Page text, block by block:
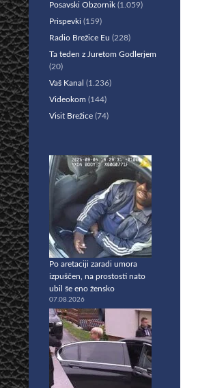
Posavski Obzornik (1.059)
Prispevki (159)
Radio Brežice Eu (228)
Ta teden z Juretom Godlerjem
(20)
Vaš Kanal (1.236)
Videokom (144)
Visit Brežice (74)
Po aretaciji zaradi umora
izpuščen, na prostosti nato
ubil še eno žensko
07.08.2026